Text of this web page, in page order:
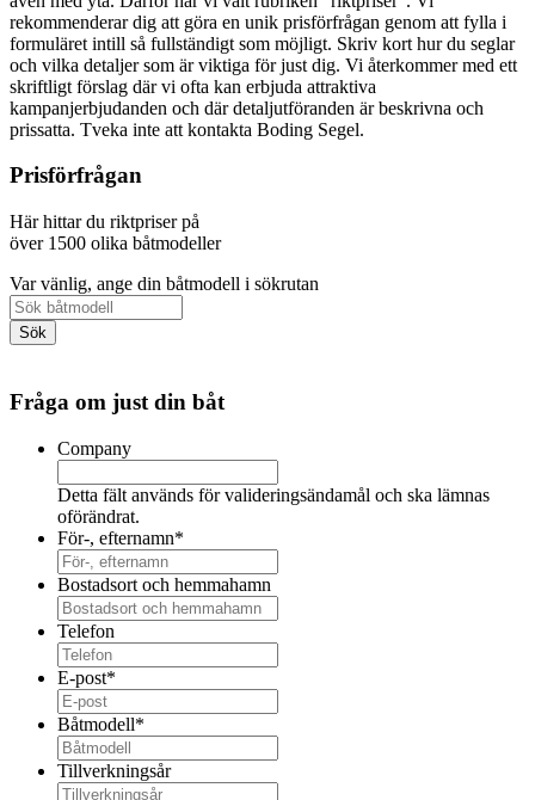
rekommenderar dig att göra en unik prisförfrågan genom att fylla i
formuläret intill så fullständigt som möjligt. Skriv kort hur du seglar
och vilka detaljer som är viktiga för just dig. Vi återkommer med ett
skriftligt förslag där vi ofta kan erbjuda attraktiva
kampanjerbjudanden och där detaljutföranden är beskrivna och
prissatta. Tveka inte att kontakta Boding Segel.
Prisförfrågan
Här hittar du riktpriser på
över 1500 olika båtmodeller
Var vänlig, ange din båtmodell i sökrutan
Fråga om just din båt
Company
Detta fält används för valideringsändamål och ska lämnas
oförändrat.
För-, efternamn*
Bostadsort och hemmahamn
Telefon
E-post*
Båtmodell*
Tillverkningsår